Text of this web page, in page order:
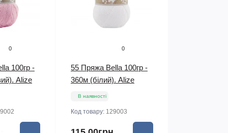
0
100гр -
Alize
0
55 Пряжа Bella 100гр -
360м (білий). Alize
В наявності
Код товару: 129003